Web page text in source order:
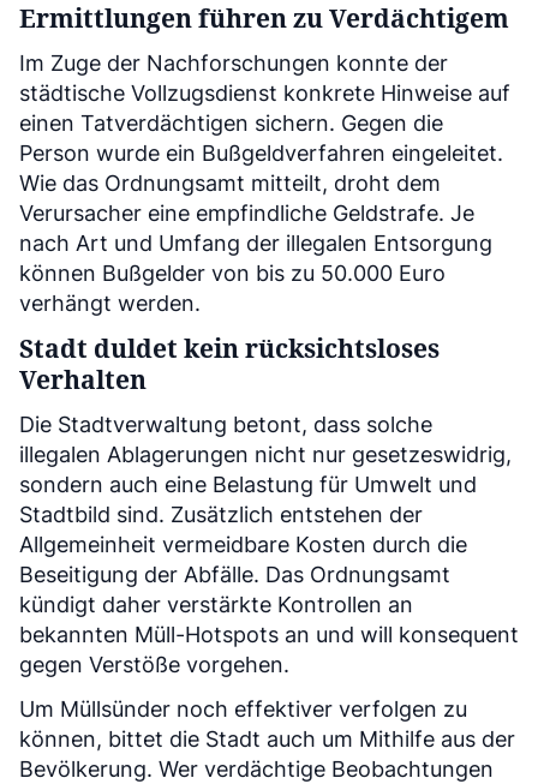
Ermittlungen führen zu Verdächtigem
Im Zuge der Nachforschungen konnte der
städtische Vollzugsdienst konkrete Hinweise auf
einen Tatverdächtigen sichern. Gegen die
Person wurde ein Bußgeldverfahren eingeleitet.
Wie das Ordnungsamt mitteilt, droht dem
Verursacher eine empfindliche Geldstrafe. Je
nach Art und Umfang der illegalen Entsorgung
können Bußgelder von bis zu 50.000 Euro
verhängt werden.
Stadt duldet kein rücksichts­loses
Verhalten
Die Stadtverwaltung betont, dass solche
illegalen Ablagerungen nicht nur gesetzeswidrig,
sondern auch eine Belastung für Umwelt und
Stadtbild sind. Zusätzlich entstehen der
Allgemeinheit vermeidbare Kosten durch die
Beseitigung der Abfälle. Das Ordnungsamt
kündigt daher verstärkte Kontrollen an
bekannten Müll-Hotspots an und will konsequent
gegen Verstöße vorgehen.
Um Müllsünder noch effektiver verfolgen zu
können, bittet die Stadt auch um Mithilfe aus der
Bevölkerung. Wer verdächtige Beobachtungen